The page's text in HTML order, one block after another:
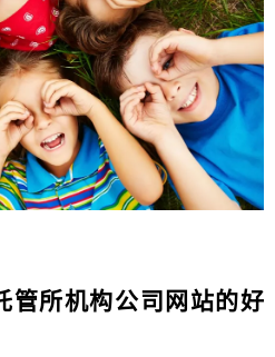
管所机构公司网站的好